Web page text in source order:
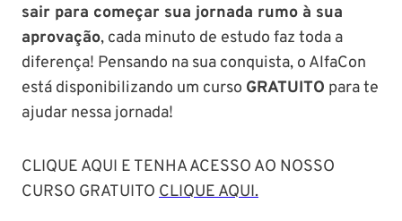
sair para começar sua jornada rumo à sua
aprovação, cada minuto de estudo faz toda a
diferença! Pensando na sua conquista, o AlfaCon
está disponibilizando um curso GRATUITO para te
ajudar nessa jornada!
CLIQUE AQUI E TENHA ACESSO AO NOSSO
CURSO GRATUITO CLIQUE AQUI.